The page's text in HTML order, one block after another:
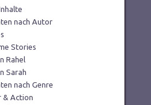
nach Autor
Stories
Rahel
Sarah
nach Genre
& Action